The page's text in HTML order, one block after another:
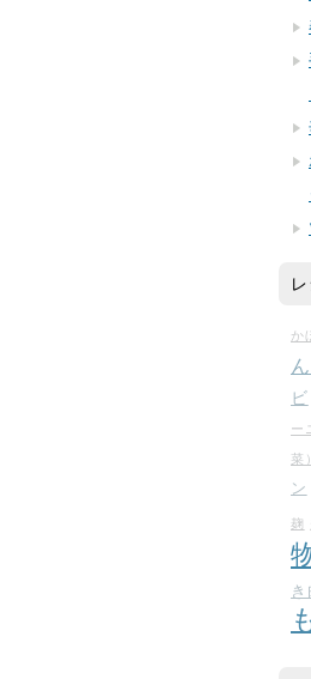
か
ビ
ー
菜）
ン
麹
き